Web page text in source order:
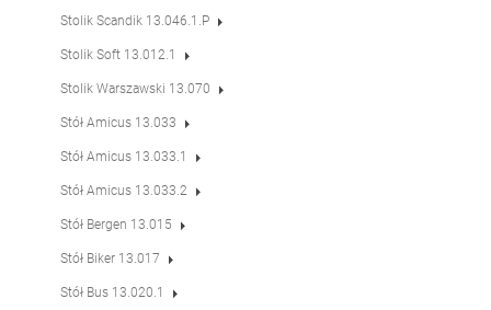
Stolik Scandik 13.046.1.P
Stolik Soft 13.012.1
Stolik Warszawski 13.070
Stół Amicus 13.033
Stół Amicus 13.033.1
Stół Amicus 13.033.2
Stół Bergen 13.015
Stół Biker 13.017
Stół Bus 13.020.1